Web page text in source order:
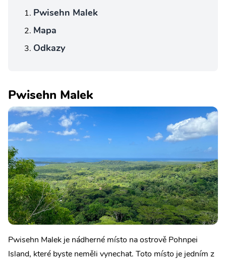
Pwisehn Malek
Mapa
Odkazy
Pwisehn Malek
Pwisehn Malek je nádherné místo na ostrově Pohnpei
Island, které byste neměli vynechat. Toto místo je jedním z